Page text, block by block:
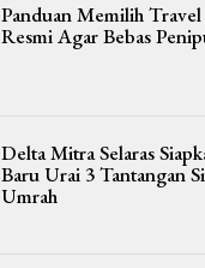
Panduan Memilih
Resmi Agar Bebas
Delta Mitra Selaras
Baru Urai 3 Tantangan
Umrah